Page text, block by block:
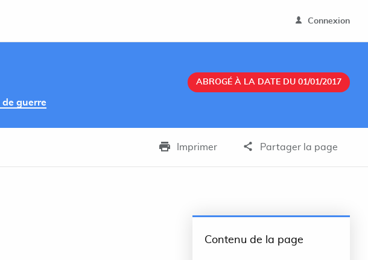
Connexion
guerre
ABROGÉ À LA DATE DU 01/01/2017
Imprimer Partager la page
Contenu de la page